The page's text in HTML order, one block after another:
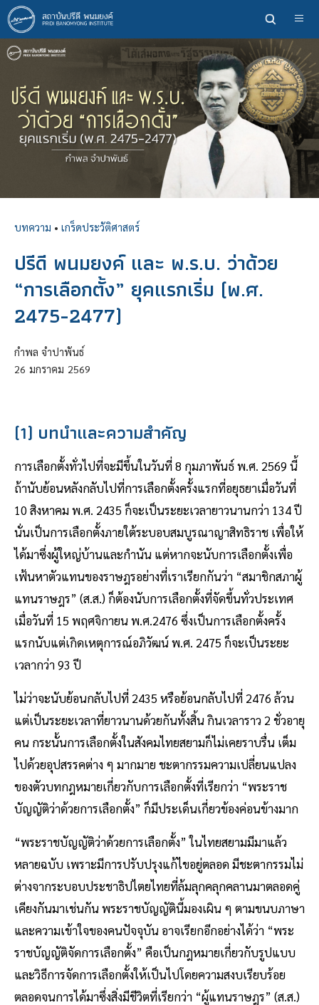
ข้าม
ไป
ยัง
เนื้อหา
บทความ • เกร็ดประวัติศาสตร์
ปรีดี พนมยงค์ และ พ.ร.บ. ว่าด้วย
“การเลือกตั้ง” ยุคแรกเริ่ม (พ.ศ.
2475-2477)
กำพล จำปาพันธ์
26 มกราคม 2569
(1) บทนำและความสำคัญ
การเลือกตั้งทั่วไปที่จะมีขึ้นในวันที่ 8 กุมภาพันธ์ พ.ศ. 2569 นี้
ถ้านับย้อนหลังกลับไปที่การเลือกตั้งครั้งแรกที่อยุธยาเมื่อวันที่
10 สิงหาคม พ.ศ. 2435 ก็จะเป็นระยะเวลายาวนานกว่า 134 ปี
นั่นเป็นการเลือกตั้งภายใต้ระบอบสมบูรณาญาสิทธิราช เพื่อให้
ได้มาซึ่งผู้ใหญ่บ้านและกำนัน แต่หากจะนับการเลือกตั้งเพื่อ
เฟ้นหาตัวแทนของราษฎรอย่างที่เราเรียกกันว่า “สมาชิกสภาผู้
แทนราษฎร” (ส.ส.) ก็ต้องนับการเลือกตั้งที่จัดขึ้นทั่วประเทศ
เมื่อวันที่ 15 พฤศจิกายน พ.ศ.2476 ซึ่งเป็นการเลือกตั้งครั้ง
แรกนับแต่เกิดเหตุการณ์อภิวัฒน์ พ.ศ. 2475 ก็จะเป็นระยะ
เวลากว่า 93 ปี
ไม่ว่าจะนับย้อนกลับไปที่ 2435 หรือย้อนกลับไปที่ 2476 ล้วน
แต่เป็นระยะเวลาที่ยาวนานด้วยกันทั้งสิ้น กินเวลาราว 2 ชั่วอายุ
คน กระนั้นการเลือกตั้งในสังคมไทยสยามก็ไม่เคยราบรื่น เต็ม
ไปด้วยอุปสรรคต่าง ๆ มากมาย ชะตากรรมความเปลี่ยนแปลง
ของตัวบทกฎหมายเกี่ยวกับการเลือกตั้งที่เรียกว่า “พระราช
บัญญัติว่าด้วยการเลือกตั้ง” ก็มีประเด็นเกี่ยวข้องค่อนข้างมาก
“พระราชบัญญัติว่าด้วยการเลือกตั้ง” ในไทยสยามมีมาแล้ว
หลายฉบับ เพราะมีการปรับปรุงแก้ไขอยู่ตลอด มีชะตากรรมไม่
ต่างจากระบอบประชาธิปไตยไทยที่ล้มลุกคลุกคลานมาตลอดคู่
เคียงกันมาเช่นกัน พระราชบัญญัตินี้มองเผิน ๆ ตามขนบภาษา
และความเข้าใจของคนปัจจุบัน อาจเรียกอีกอย่างได้ว่า “พระ
ราชบัญญัติจัดการเลือกตั้ง” คือเป็นกฎหมายเกี่ยวกับรูปแบบ
และวิธีการจัดการเลือกตั้งให้เป็นไปโดยความสงบเรียบร้อย
ตลอดจนการได้มาซึ่งสิ่งมีชีวิตที่เรียกว่า “ผู้แทนราษฎร” (ส.ส.)